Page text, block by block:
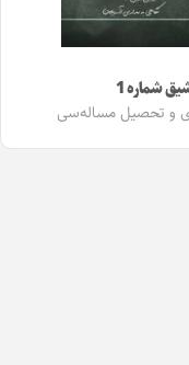
شماره 1
و تحصیل مساله‌سی